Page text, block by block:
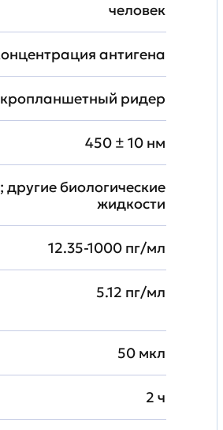
человек
антигена
ридер
450 ± 10 нм
биологические
жидкости
12.35-1000 пг/мл
5.12 пг/мл
50 мкл
2 ч